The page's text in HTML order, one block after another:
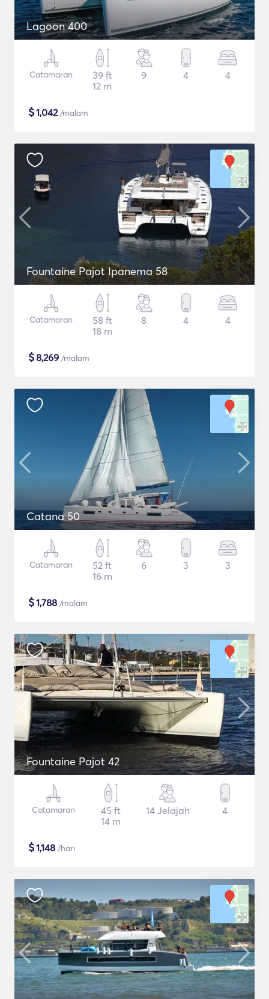
Lagoon 400
Catamaran
39 ft
12 m
9 4 4
$1,042/malam
Fountaine Pajot Ipanema 58
Catamaran
58 ft
18 m
8 4 4
$8,269 /malam
Catana 50
Catamaran
52 ft
16 m
6 3 3
$1,788 /malam
Fountaine Pajot 42
Catamaran
45 ft
14 m
14 Jelajah 4
$1,148 /hari